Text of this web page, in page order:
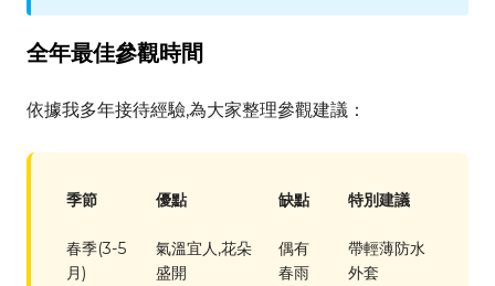
全年最佳參觀時間
依據我多年接待經驗,為大家整理參觀建議：
季節 優點 缺點 特別建議
春季(3-5
月)
氣溫宜人,花朵
盛開
偶有
春雨
帶輕薄防水
外套